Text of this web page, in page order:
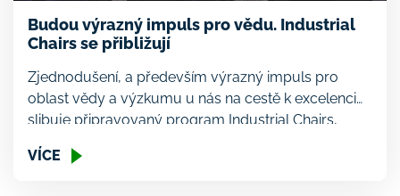
Budou výrazný impuls pro vědu. Industrial
Chairs se přibližují
Zjednodušení, a především výrazný impuls pro
oblast vědy a výzkumu u nás na cestě k excelenci
slibuje připravovaný program Industrial Chairs,
intenzivní spolupráce s Druhou ekonomickou
VÍCE